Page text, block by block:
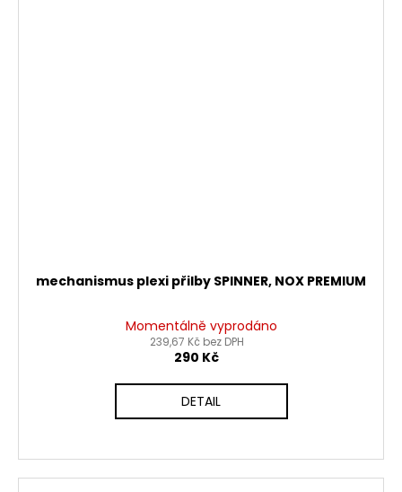
mechanismus plexi přilby SPINNER, NOX PREMIUM
Momentálně vyprodáno
239,67 Kč bez DPH
290 Kč
DETAIL